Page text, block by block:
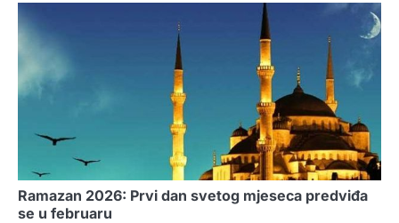
Ramazan 2026: Prvi dan svetog mjeseca predviđa
se u februaru